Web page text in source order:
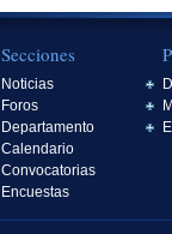
Secciones
Noticias
Foros
Departamento
Calendario
Convocatorias
Encuestas